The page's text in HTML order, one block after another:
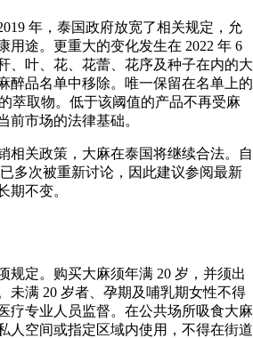
年，泰国政府放宽了相关规定，允
用途。更重大的变化发生在 2022 年 6
、叶、花、花蕾、花序及种子在内的大
醉品名单中移除。唯一保留在名单上的
萃取物。低于该阈值的产品不再受麻
前市场的法律基础。
相关政策，大麻在泰国将继续合法。自
多次被重新讨论，因此建议参阅最新
期不变。
规定。购买大麻须年满 20 岁，并须出
未满 20 岁者、孕期及哺乳期女性不得
疗专业人员监督。在公共场所吸食大麻
人空间或指定区域内使用，不得在街道